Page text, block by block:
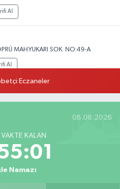
Al
MAH.YUKARI SOK. NO:49-A
Al
Eczaneler
08.08.2026
KALAN
Namazı